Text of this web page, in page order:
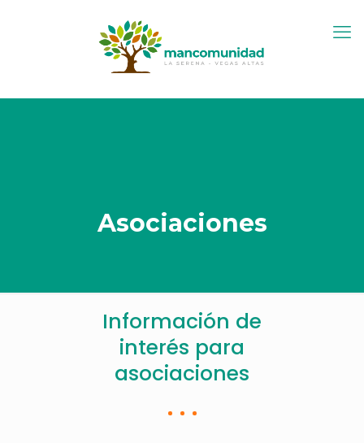
Asociaciones
Información de
interés para
asociaciones